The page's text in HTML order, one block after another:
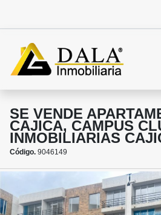
SE VENDE
CAJICA, CAMPUS
INMOBILIARIAS
Código. 9046149